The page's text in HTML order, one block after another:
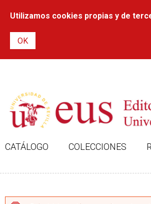
Utilizamos cookies propias y de
CATÁLOGO COLECCIONES